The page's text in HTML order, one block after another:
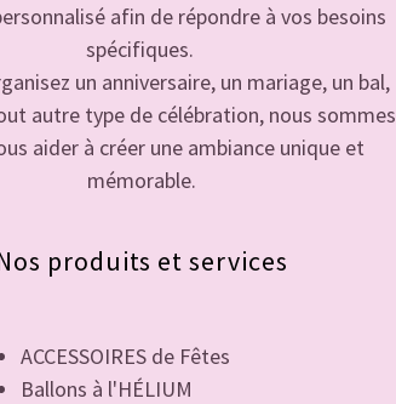
afin de répondre à vos besoins
spécifiques.
un anniversaire, un mariage, un bal,
autre type de célébration, nous sommes
aider à créer une ambiance unique et
mémorable.
produits et services
ACCESSOIRES de Fêtes
Ballons à l'HÉLIUM